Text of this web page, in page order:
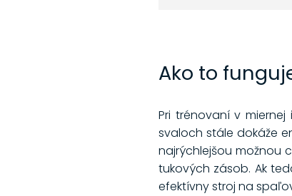
Ako to
Pri trénovaní v
svaloch stále dokáže
najrýchlejšou možnou
tukových zásob. Ak
efektívny stroj na